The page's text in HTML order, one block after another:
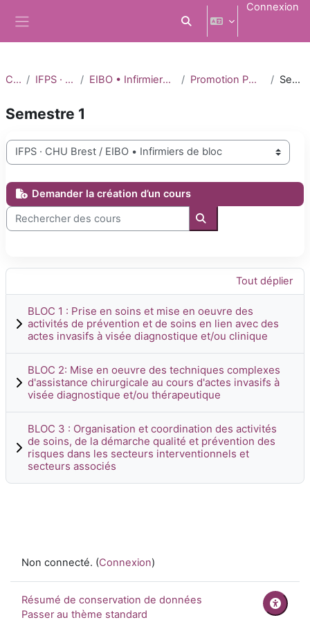
Activer/désactiver la
Connexion
Cours IFPS · CHU Brest EIBO • Infirmiers de bloc opératoire Promotion PM 03 • 2024-2026 Semestre 1
Semestre 1
Catégories de cours
Demander la création d’un cours
Rechercher des cours
Rechercher des cours
Tout déplier
BLOC 1 : Prise en soins et mise en oeuvre des
activités de prévention et de soins en lien avec des
actes invasifs à visée diagnostique et/ou clinique
BLOC 2: Mise en oeuvre des techniques complexes
d'assistance chirurgicale au cours d'actes invasifs à
visée diagnostique et/ou thérapeutique
BLOC 3 : Organisation et coordination des activités
de soins, de la démarche qualité et prévention des
risques dans les secteurs interventionnels et
secteurs associés
Non connecté. (Connexion)
Résumé de conservation de données
Passer au thème standard